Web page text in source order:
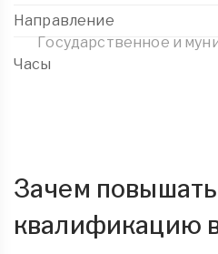
Направление
Государственное и
Часы
Зачем повышать
квалификацию